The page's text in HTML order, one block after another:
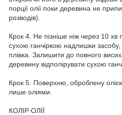
порції олії поки деревина не
розводів).
Крок 4. Не пізніше ніж через 10 хв
сухою ганчіркою надлишки
плівка. Залишити до повного
деревину відполірувати сухою
Крок 5. Поверхню, оброблену
лише оліями.
КОЛІР ОЛІЇ